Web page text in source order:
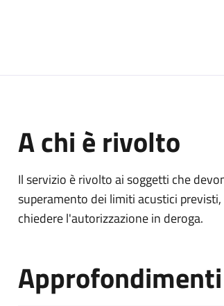
A chi è rivolto
Il servizio è rivolto ai soggetti che
superamento dei limiti acustici
chiedere l'autorizzazione in deroga.
Approfondimenti